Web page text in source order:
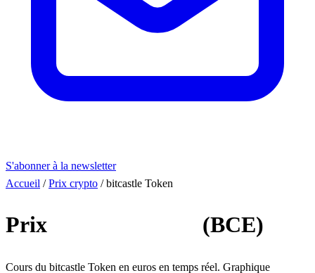
S'abonner à la newsletter
Accueil / Prix crypto / bitcastle Token
Prix (BCE)
Cours du bitcastle Token en euros en temps réel. Graphique